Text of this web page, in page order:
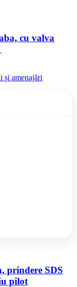
cu valva
și amenajări
prindere SDS
pilot